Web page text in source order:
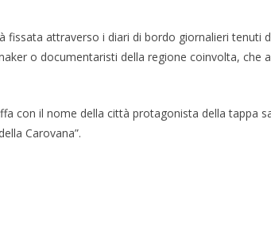
fissata attraverso i diari di bordo giornalieri te­nuti
o documentari­sti della regione coinvolta, che
con il nome della città protagonista della tap­pa
Carova­na”.